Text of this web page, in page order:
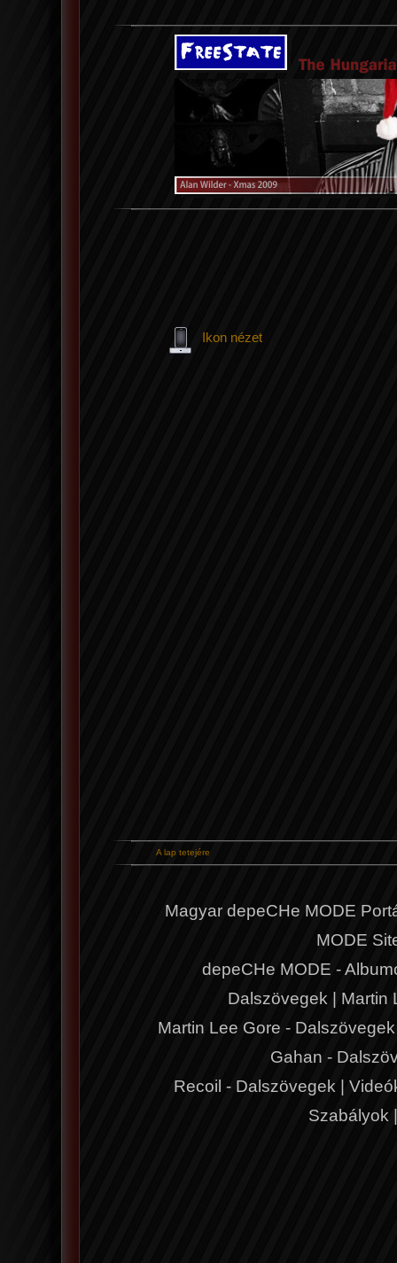
Ikon nézet
A lap tetejére
Magyar depeCHe MODE
MODE
depeCHe MODE -
Dalszövegek
Martin
Martin Lee Gore - Dalszövegek
Gahan -
Recoil - Dalszövegek
Szabályok